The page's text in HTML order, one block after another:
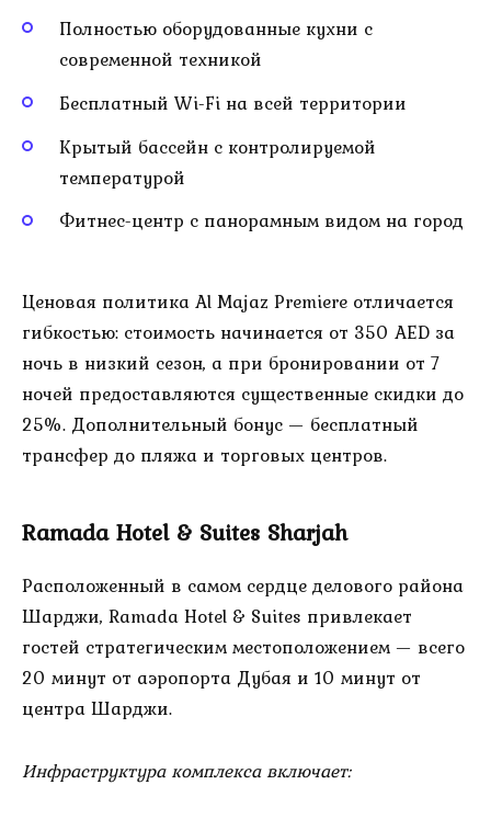
Полностью оборудованные кухни с
современной техникой
Бесплатный Wi-Fi на всей территории
Крытый бассейн с контролируемой
температурой
Фитнес-центр с панорамным видом на город
Ценовая политика Al Majaz Premiere отличается
гибкостью: стоимость начинается от 350 AED за
ночь в низкий сезон, а при бронировании от 7
ночей предоставляются существенные скидки до
25%. Дополнительный бонус — бесплатный
трансфер до пляжа и торговых центров.
Ramada Hotel & Suites Sharjah
Расположенный в самом сердце делового района
Шарджи, Ramada Hotel & Suites привлекает
гостей стратегическим местоположением — всего
20 минут от аэропорта Дубая и 10 минут от
центра Шарджи.
Инфраструктура комплекса включает: